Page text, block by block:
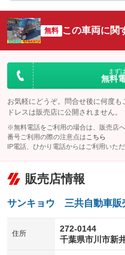
シートエアコン
：装備なし
サイドカメラ
：装備なし
エアサスペンション
無料 この車両に関
まず
無料
お気軽にどうぞ。問合せ後に何度
ドレスは販売店に公開されません。
※無料電話をご利用の場合は、販売店
番号ご利用の際の注意点は こちら
IP電話、ひかり電話からはご利用いただ
販売店情報
サンキョウ 三共自動車
住所
272-0144
千葉県市川市新